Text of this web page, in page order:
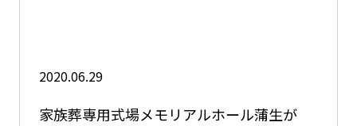
2020.06.29
家族葬専用式場メモリアルホール蒲生が